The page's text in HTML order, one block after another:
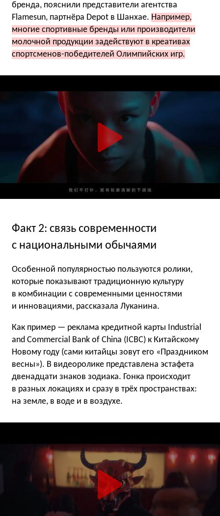
бренда, пояснили представители агентства
Flamesun, партнёра Depot в Шанхае. Например,
многие спортивные бренды или производители
молочной продукции задействуют в креативах
спортсменов-победителей Олимпийских игр.
Факт 2: связь современности
с национальными обычаями
Особенной популярностью пользуются ролики,
которые показывают традиционную культуру
в комбинации с современными ценностями
и инновациями, рассказала Луканина.
Как пример — реклама кредитной карты Industrial
and Commercial Bank of China (ICBC) к Китайскому
Новому году (сами китайцы зовут его «Праздником
весны»). В видеоролике представлена эстафета
двенадцати знаков зодиака. Гонка происходит
в разных локациях и сразу в трёх пространствах:
на земле, в воде и в воздухе.